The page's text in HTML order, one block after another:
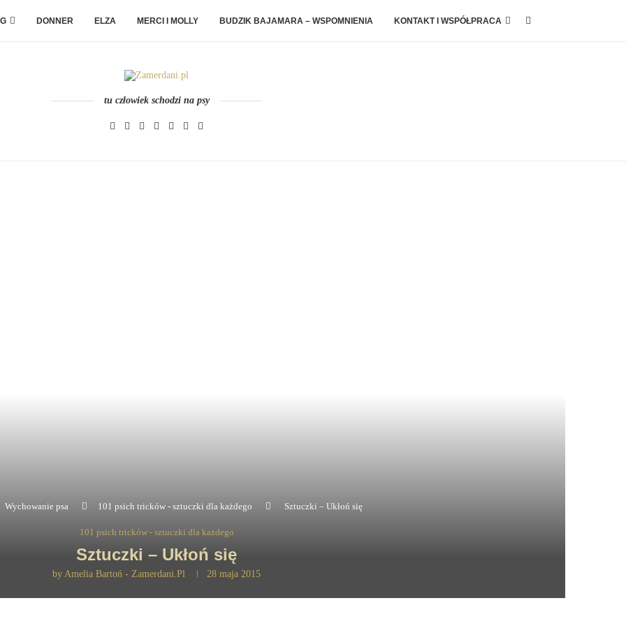
DONNER ELZA MERCI I MOLLY BUDZIK BAJAMARA – WSPOMNIENIA KONTAKT I WSPÓŁPRACA
tu człowiek schodzi na psy
Wychowanie psa 101 psich tricków - sztuczki dla każdego Sztuczki – Ukłoń się
101 psich tricków - sztuczki dla każdego
Sztuczki – Ukłoń się
by Amelia Bartoń - Zamerdani.pl 28 maja 2015